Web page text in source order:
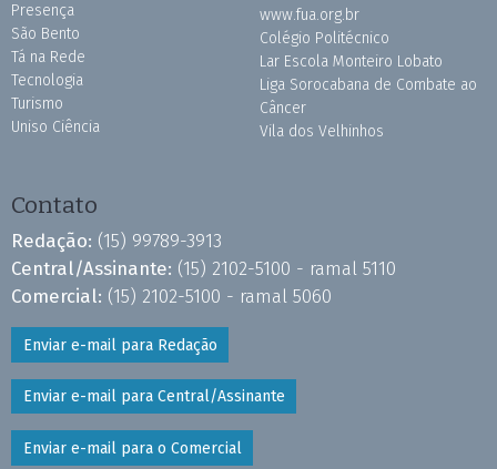
Presença
São Bento
Tá na Rede
Tecnologia
Turismo
Uniso Ciência
www.fua.org.br
Colégio Politécnico
Lar Escola Monteiro Lobato
Liga Sorocabana de Combate ao
Câncer
Vila dos Velhinhos
Contato
Redação: (15) 99789-3913
Central/Assinante: (15) 2102-5100 - ramal 5110
Comercial: (15) 2102-5100 - ramal 5060
Enviar e-mail para Redação
Enviar e-mail para Central/Assinante
Enviar e-mail para o Comercial